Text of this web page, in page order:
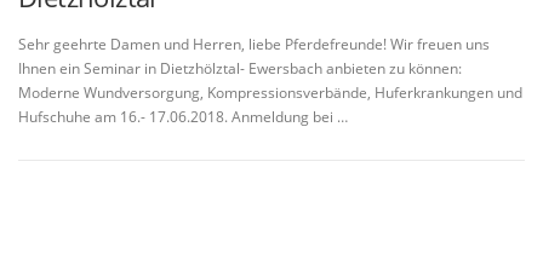
Sehr geehrte Damen und Herren, liebe Pferdefreunde! Wir freuen uns
Ihnen ein Seminar in Dietzhölztal- Ewersbach anbieten zu können:
Moderne Wundversorgung, Kompressionsverbände, Huferkrankungen und
Hufschuhe am 16.- 17.06.2018. Anmeldung bei …